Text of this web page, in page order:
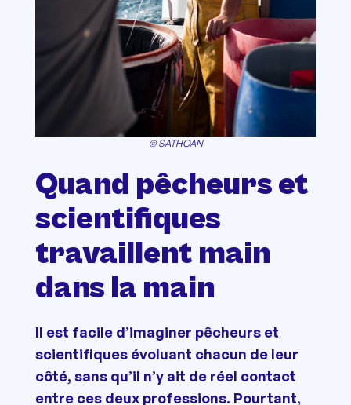
© SATHOAN
Quand pêcheurs et
scientifiques
travaillent main
dans la main
Il est facile d’imaginer pêcheurs et
scientifiques évoluant chacun de leur
côté, sans qu’il n’y ait de réel contact
entre ces deux professions. Pourtant,